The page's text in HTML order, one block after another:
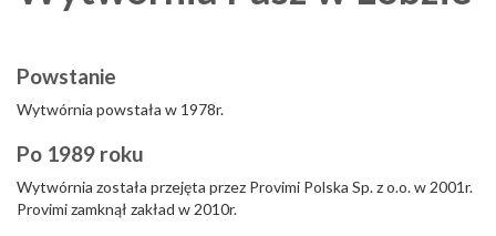
Powstanie
Wytwórnia powstała w 1978r.
Po 1989 roku
Wytwórnia została przejęta przez Provimi Polska Sp. z o.o. w 2001r.
Provimi zamknął zakład w 2010r.